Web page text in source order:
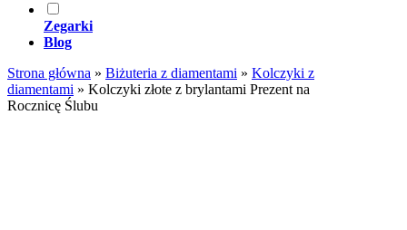
Zegarki
Blog
Strona główna » Biżuteria z diamentami » Kolczyki z
diamentami » Kolczyki złote z brylantami Prezent na
Rocznicę Ślubu